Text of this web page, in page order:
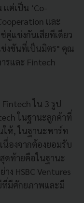
ต่เป็น ‘Co-
และ
คู่แข่งกันเสียทีเดียว
ข่งขันที่เป็นมิตร" คุณ
รและ Fintech
Fintech ใน 3 รูป
ในฐานะลูกค้าที่
ห้, ในฐานะพาร์ท
นื่องจากต้องยอมรับ
ดท้ายคือในฐานะ
ง HSBC Ventures
ที่มีศักยภาพและมี